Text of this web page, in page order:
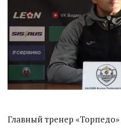
Главный тренер «Торпедо»